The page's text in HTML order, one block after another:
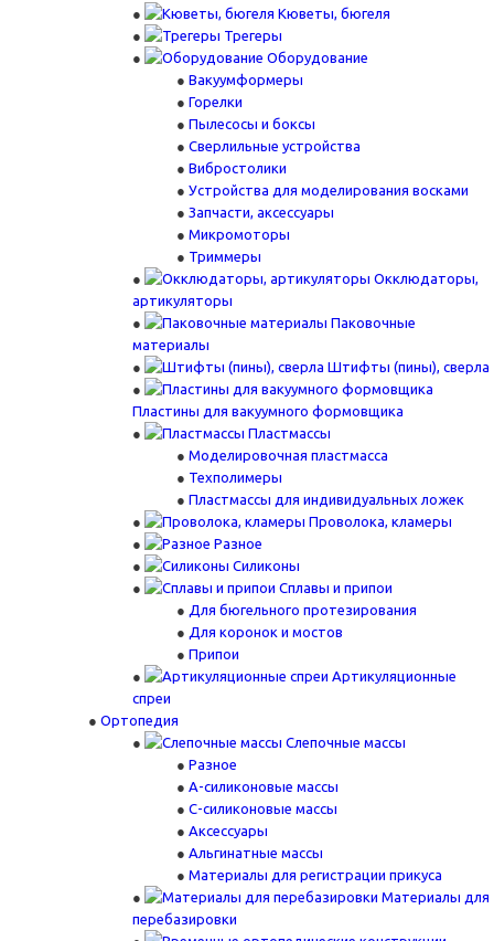
Кюветы, бюгеля
Трегеры
Оборудование
Вакуумформеры
Горелки
Пылесосы и боксы
Сверлильные устройства
Вибростолики
Устройства для моделирования восками
Запчасти, аксессуары
Микромоторы
Триммеры
Окклюдаторы,
артикуляторы
Паковочные
материалы
Штифты (пины), сверла
Пластины для вакуумного формовщика
Пластмассы
Моделировочная пластмасса
Техполимеры
Пластмассы для индивидуальных ложек
Проволока, кламеры
Разное
Силиконы
Сплавы и припои
Для бюгельного протезирования
Для коронок и мостов
Припои
Артикуляционные
спреи
Ортопедия
Слепочные массы
Разное
А-силиконовые массы
С-силиконовые массы
Аксессуары
Альгинатные массы
Материалы для регистрации прикуса
Материалы для
перебазировки